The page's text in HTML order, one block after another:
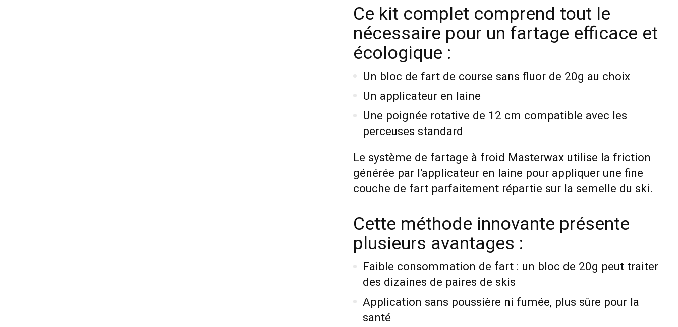
Ce kit complet comprend tout le
nécessaire pour un fartage efficace et
écologique :
Un bloc de fart de course sans fluor de 20g au choix
Un applicateur en laine
Une poignée rotative de 12 cm compatible avec les
perceuses standard
Le système de fartage à froid Masterwax utilise la friction
générée par l'applicateur en laine pour appliquer une fine
couche de fart parfaitement répartie sur la semelle du ski.
Cette méthode innovante présente
plusieurs avantages :
Faible consommation de fart : un bloc de 20g peut traiter
des dizaines de paires de skis
Application sans poussière ni fumée, plus sûre pour la
santé